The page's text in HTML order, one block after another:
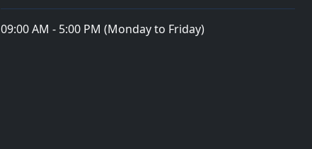
09:00 AM - 5:00 PM (Monday to Friday)